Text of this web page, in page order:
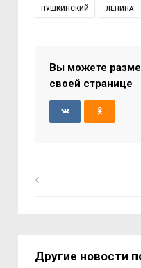
ПУШКИНСКИЙ ЛЕНИНА
Вы можете
своей странице
Другие новости